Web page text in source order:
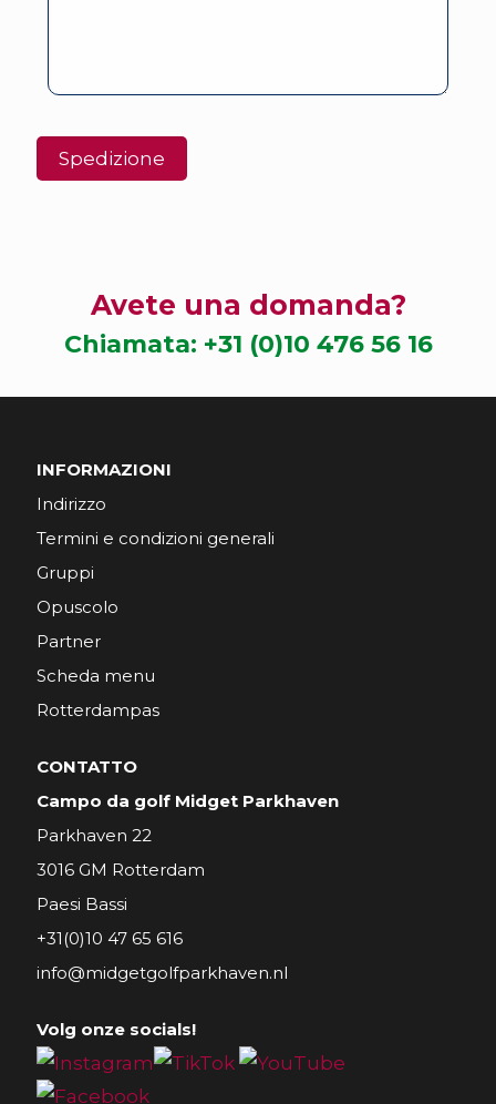
Avete una domanda?
Chiamata: +31 (0)10 476 56 16
INFORMAZIONI
Indirizzo
Termini e condizioni generali
Gruppi
Opuscolo
Partner
Scheda menu
Rotterdampas
CONTATTO
Campo da golf Midget Parkhaven
Parkhaven 22
3016 GM Rotterdam
Paesi Bassi
+31(0)10 47 65 616
info@midgetgolfparkhaven.nl
Volg onze socials!